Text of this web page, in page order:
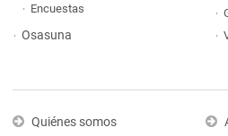
Encuestas
Osasuna
Quiénes somos